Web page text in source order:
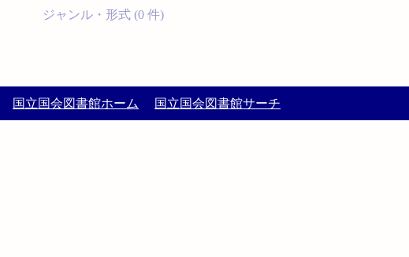
ジャンル・形式 (0 件)
国立国会図書館ホーム 国立国会図書館サーチ